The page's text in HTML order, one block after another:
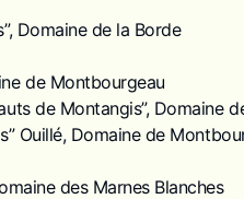
Domaine de la Borde
de Montbourgeau
de Montangis”, Domaine
Ouillé, Domaine de
des Marnes Blanches